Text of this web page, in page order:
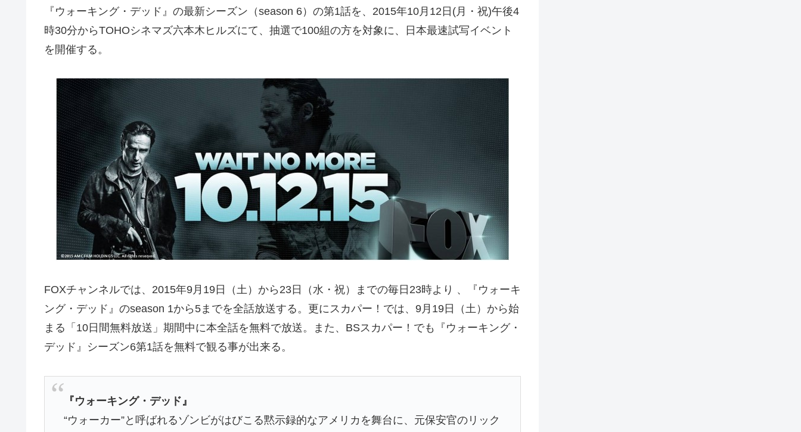
『ウォーキング・デッド』の最新シーズン（season 6）の第1話を、2015年10月12日(月・祝)午後4
時30分からTOHOシネマズ六本木ヒルズにて、抽選で100組の方を対象に、日本最速試写イベント
を開催する。
FOXチャンネルでは、2015年9月19日（土）から23日（水・祝）までの毎日23時より 、『ウォーキ
ング・デッド』のseason 1から5までを全話放送する。更にスカパー！では、9月19日（土）から始
まる「10日間無料放送」期間中に本全話を無料で放送。また、BSスカパー！でも『ウォーキング・
デッド』シーズン6第1話を無料で観る事が出来る。
『ウォーキング・デッド』
“ウォーカー”と呼ばれるゾンビがはびこる黙示録的なアメリカを舞台に、元保安官のリック